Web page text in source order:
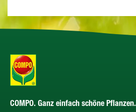
COMPO. Ganz einfach schöne Pflanzen.